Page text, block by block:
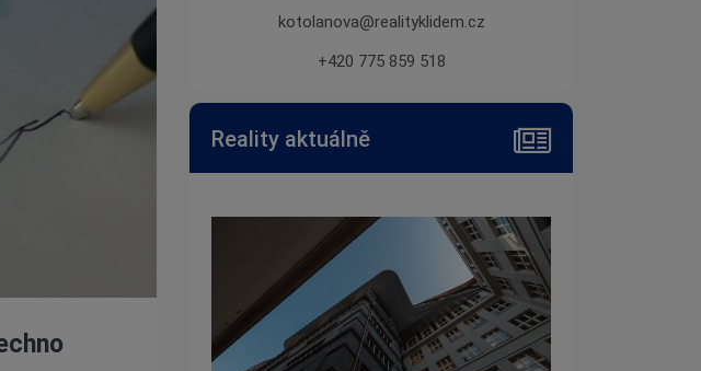
kotolanova@realityklidem.cz
+420 775 859 518
Reality aktuálně